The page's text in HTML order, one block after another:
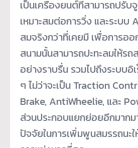
เป็นเครื่องยนต์ที่สามารถปรับ
เหมาะสมต่อการวิ่ง และระบ
สมจริงกว่าที่เคยมี เพื่อการอ
สนามนั้นสามารถปะทะลมให้ร
อย่างราบรื่น รวมไปถึงระบบ
ๆ ไม่ว่าจะเป็น Traction
Brake, AntiWheelie, และ
ส่วนประกอบแยกย่อยอีกมาก
ปัจจัยในการเพิ่มพูนสมรรถนะ